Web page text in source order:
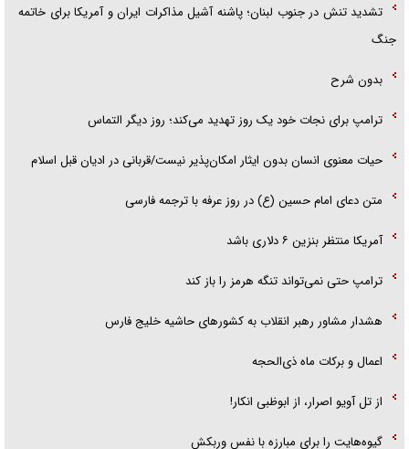
تشدید تنش در جنوب لبنان؛ پاشنه آشیل مذاکرات ایران و آمریکا برای خاتمه
جنگ
بدون شرح
ترامپ برای نجات خود یک روز تهدید می‌کند؛ روز دیگر التماس
حیات معنوی انسان بدون ایثار امکان‌پذیر نیست/قربانی در ادیان قبل اسلام
متن دعای امام حسین (ع) در روز عرفه با ترجمه فارسی
آمریکا منتظر بنزین ۶ دلاری باشد
ترامپ حتی نمی‌تواند تنگه هرمز را باز کند
هشدار مشاور رهبر انقلاب به کشور‌های حاشیه خلیج فارس
اعمال و برکات ماه ذی‌الحجه
از تل آویو اصرار، از ابوظبی انکار!
گیوه‌هایت را برای مبارزه با نفس وربکش